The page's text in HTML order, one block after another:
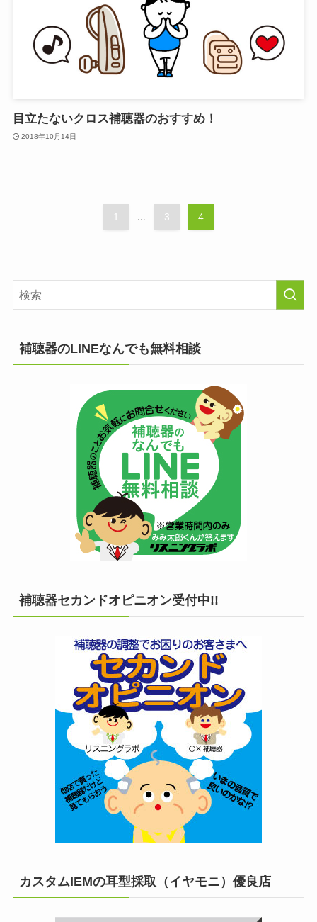
目立たないクロス補聴器のおすすめ！
2018年10月14日
1 ... 3 4
補聴器のLINEなんでも無料相談
補聴器セカンドオピニオン受付中!!
カスタムIEMの耳型採取（イヤモニ）優良店